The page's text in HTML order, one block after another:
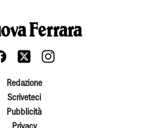
Redazione
Scriveteci
Pubblicità